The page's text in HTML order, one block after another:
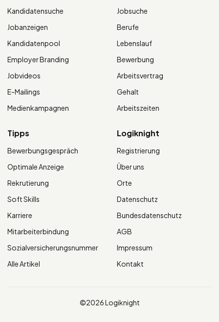
Kandidatensuche
Jobanzeigen
Kandidatenpool
Employer Branding
Jobvideos
E-Mailings
Medienkampagnen
Jobsuche
Berufe
Lebenslauf
Bewerbung
Arbeitsvertrag
Gehalt
Arbeitszeiten
Tipps
Bewerbungsgespräch
Optimale Anzeige
Rekrutierung
Soft Skills
Karriere
Mitarbeiterbindung
Sozialversicherungsnummer
Alle Artikel
Logiknight
Registrierung
Über uns
Orte
Datenschutz
Bundesdatenschutz
AGB
Impressum
Kontakt
©2026 Logiknight